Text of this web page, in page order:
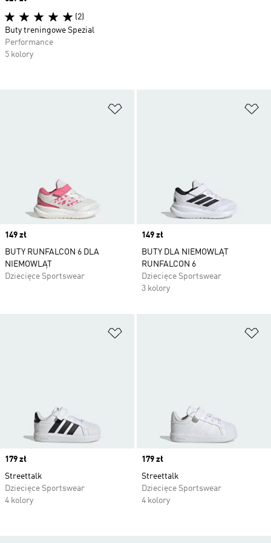
Price
149 zł
BUTY RUNFALCON 6 DLA
NIEMOWLĄT
Dziecięce Sportswear
Price
149 zł
BUTY DLA NIEMOWLĄT
RUNFALCON 6
Dziecięce Sportswear
3 kolory
Price
179 zł
Streettalk
Dziecięce Sportswear
4 kolory
Price
179 zł
Streettalk
Dziecięce Sportswear
4 kolory
(2)
Buty treningowe Spezial
Performance
5 kolory